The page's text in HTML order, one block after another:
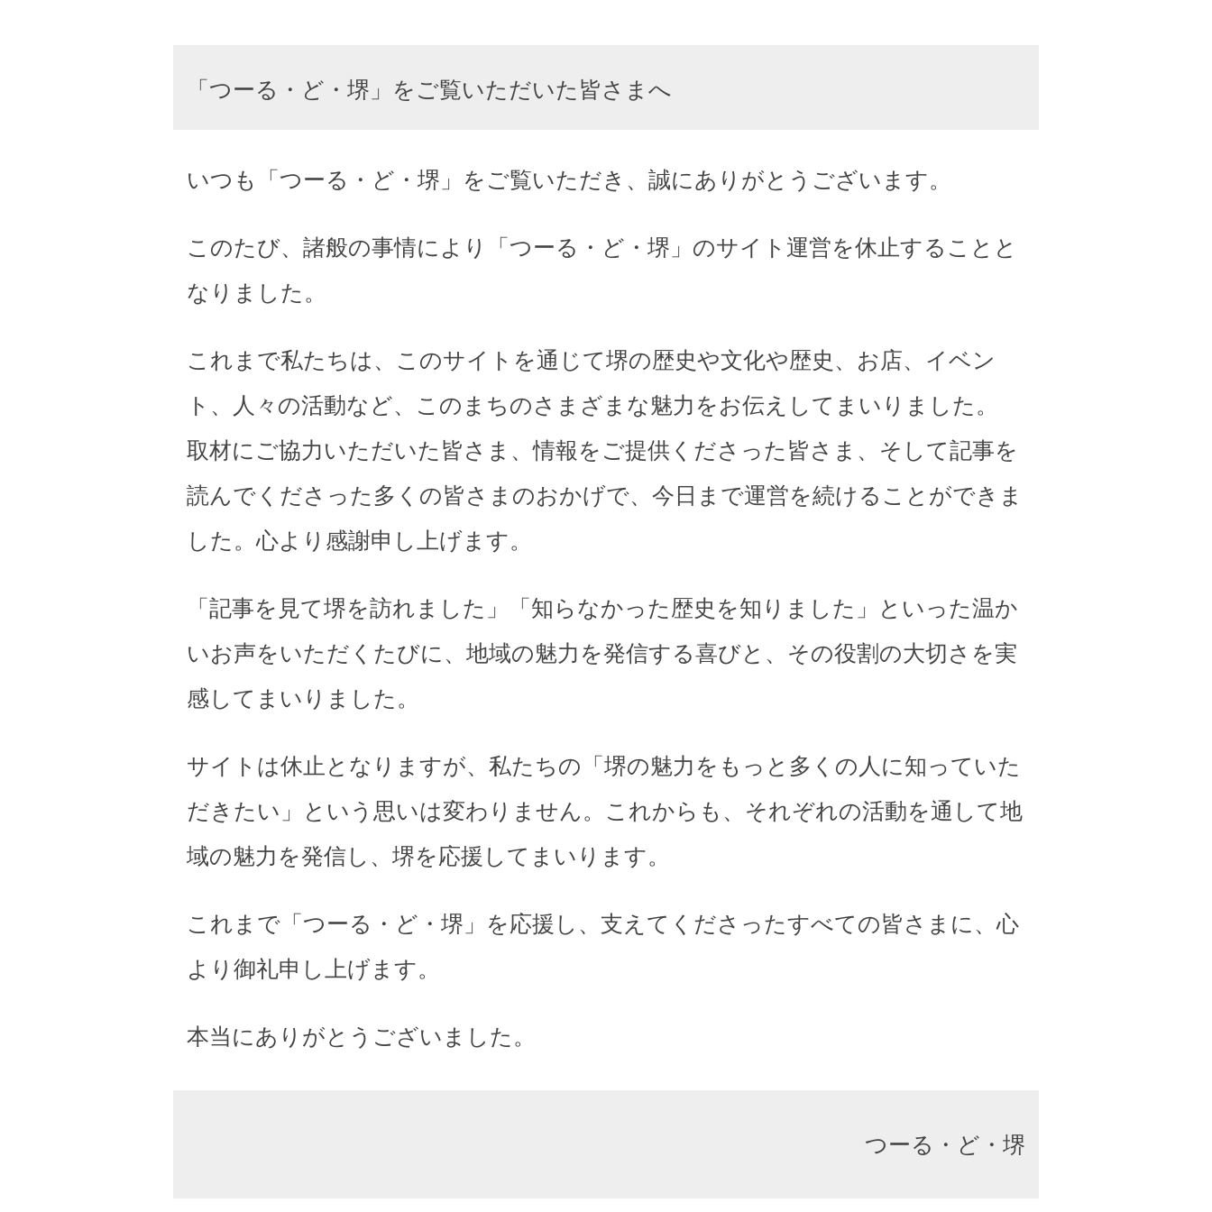
「つーる・ど・堺」をご覧いただいた皆さまへ
いつも「つーる・ど・堺」をご覧いただき、誠にありがとうございます。
このたび、諸般の事情により「つーる・ど・堺」のサイト運営を休止することと
なりました。
これまで私たちは、このサイトを通じて堺の歴史や文化や歴史、お店、イベン
ト、人々の活動など、このまちのさまざまな魅力をお伝えしてまいりました。
取材にご協力いただいた皆さま、情報をご提供くださった皆さま、そして記事を
読んでくださった多くの皆さまのおかげで、今日まで運営を続けることができま
した。心より感謝申し上げます。
「記事を見て堺を訪れました」「知らなかった歴史を知りました」といった温か
いお声をいただくたびに、地域の魅力を発信する喜びと、その役割の大切さを実
感してまいりました。
サイトは休止となりますが、私たちの「堺の魅力をもっと多くの人に知っていた
だきたい」という思いは変わりません。これからも、それぞれの活動を通して地
域の魅力を発信し、堺を応援してまいります。
これまで「つーる・ど・堺」を応援し、支えてくださったすべての皆さまに、心
より御礼申し上げます。
本当にありがとうございました。
つーる・ど・堺